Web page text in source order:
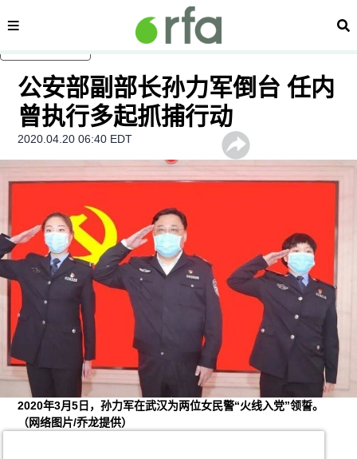
内容分类 搜
公安部副部长孙力军倒台 任内
曾执行多起抓捕行动
2020.04.20 06:40 EDT
2020年3月5日，孙力军在武汉为两位女民警“火线入党”领誓。
（网络图片/乔龙提供）